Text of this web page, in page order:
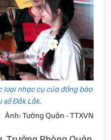
loại nhạc cụ của đồng bào
số Đắk Lắk.
Ảnh: Tường Quân - TTXVN